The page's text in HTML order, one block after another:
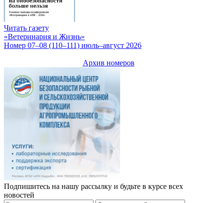
Читать газету
«Ветеринария и Жизнь»
Номер 07–08 (110–111) июль–август 2026
Архив номеров
Подпишитесь на нашу рассылку и будьте в курсе всех
новостей